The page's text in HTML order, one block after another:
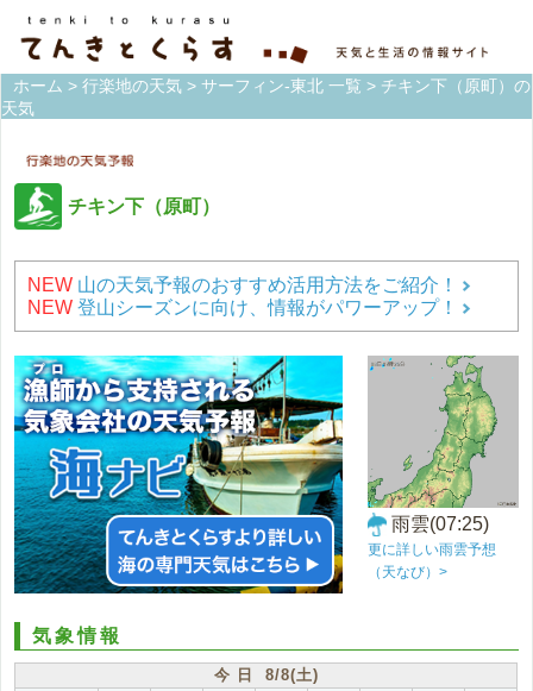
ホーム > 行楽地の天気 > サーフィン-東北 一覧 > チキン下（原町）の
天気
チキン下（原町）
NEW 山の天気予報のおすすめ活用方法をご紹介！
NEW 登山シーズンに向け、情報がパワーアップ！
雨雲(07:25)
更に詳しい雨雲予想
（天なび）>
気象情報
今 日 8/8(土)